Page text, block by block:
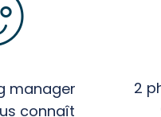
manager
connaît
2